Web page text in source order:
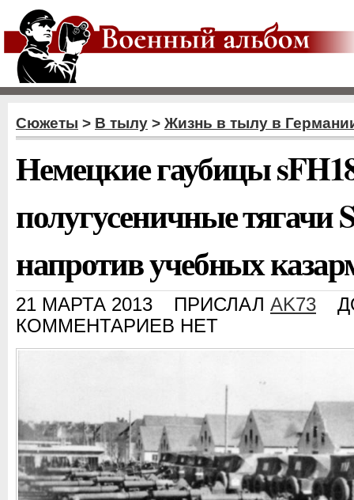
Сюжеты > В тылу > Жизнь в тылу в
Немецкие гаубицы
полугусеничные тягачи
напротив учебных
21 МАРТА 2013 ПРИСЛАЛ AK73
КОММЕНТАРИЕВ НЕТ